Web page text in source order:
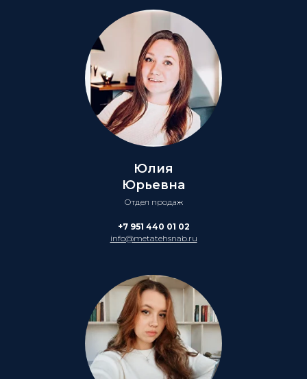
Юлия
Юрьевна
Отдел продаж
+7 951 440 01 02
info@metatehsnab.ru